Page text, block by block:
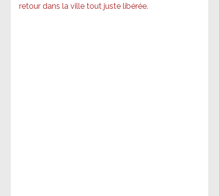
retour dans la ville tout juste libérée.